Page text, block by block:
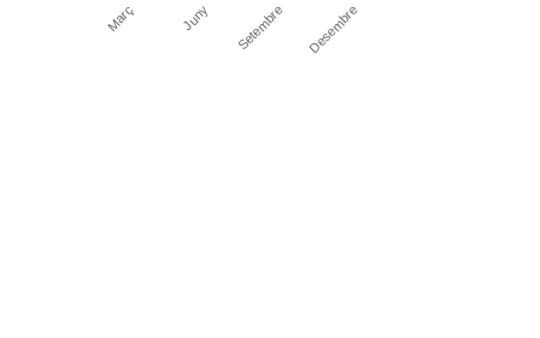
Març Juny Setembre Desembre